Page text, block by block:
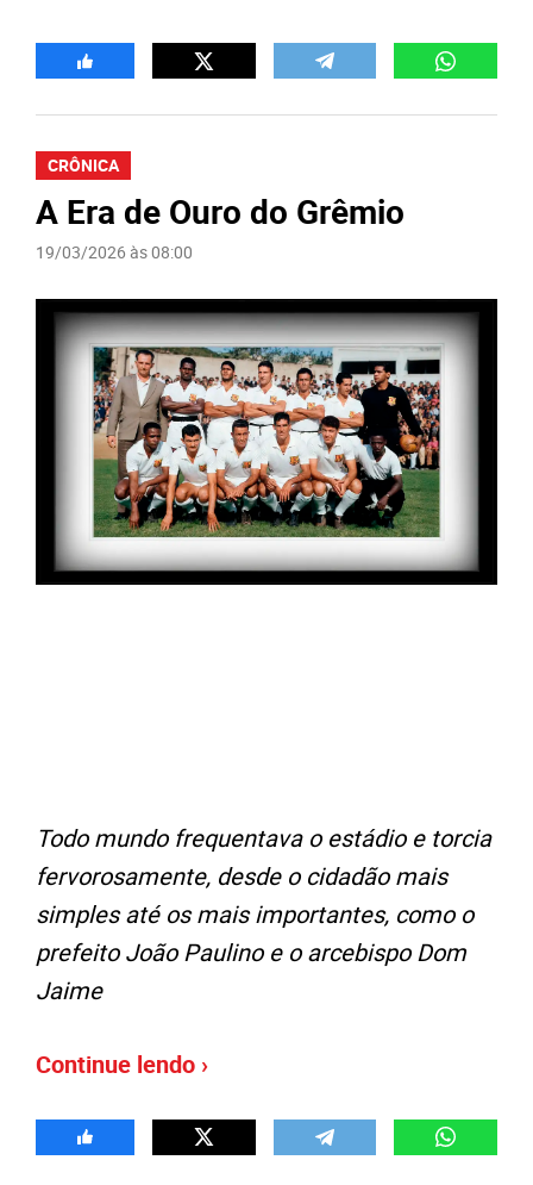
CRÔNICA
A Era de Ouro do Grêmio
19/03/2026 às 08:00
Todo mundo frequentava o estádio e torcia
fervorosamente, desde o cidadão mais
simples até os mais importantes, como o
prefeito João Paulino e o arcebispo Dom
Jaime
Continue lendo ›